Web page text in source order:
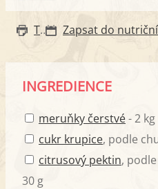
Tisk
INGREDIENCE
meruňky čerstvé- 2 kg
cukr krupice, podle
citrusový pektin,
30 g